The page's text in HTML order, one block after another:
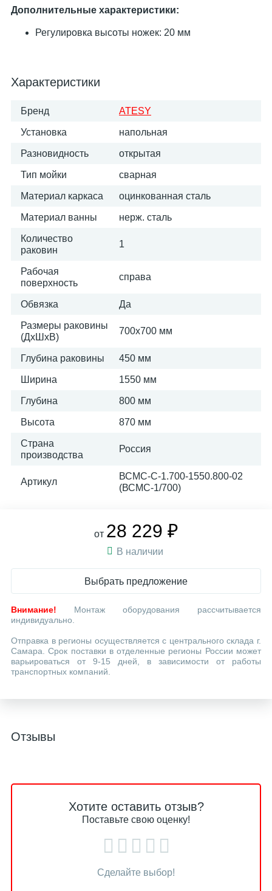
Дополнительные характеристики:
Регулировка высоты ножек: 20 мм
Характеристики
Бренд ATESY
Установка напольная
Разновидность открытая
Тип мойки сварная
Материал каркаса оцинкованная сталь
Материал ванны нерж. сталь
Количество
раковин
1
Рабочая
поверхность
справа
Обвязка Да
Размеры раковины
(ДхШхВ)
700х700 мм
Глубина раковины 450 мм
Ширина 1550 мм
Глубина 800 мм
Высота 870 мм
Страна
производства
Россия
Артикул
ВСМС-С-1.700-1550.800-02
(ВСМС-1/700)
от 28 229 ₽
В наличии
Выбрать предложение
Внимание! Монтаж оборудования рассчитывается
индивидуально.
Отправка в регионы осуществляется с центрального склада г.
Самара. Срок поставки в отделенные регионы России может
варьироваться от 9-15 дней, в зависимости от работы
транспортных компаний.
Отзывы
Хотите оставить отзыв?
Поставьте свою оценку!
Сделайте выбор!